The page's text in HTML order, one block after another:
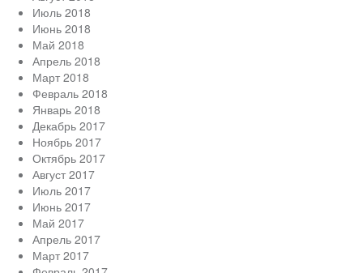
Июль 2018
Июнь 2018
Май 2018
Апрель 2018
Март 2018
Февраль 2018
Январь 2018
Декабрь 2017
Ноябрь 2017
Октябрь 2017
Август 2017
Июль 2017
Июнь 2017
Май 2017
Апрель 2017
Март 2017